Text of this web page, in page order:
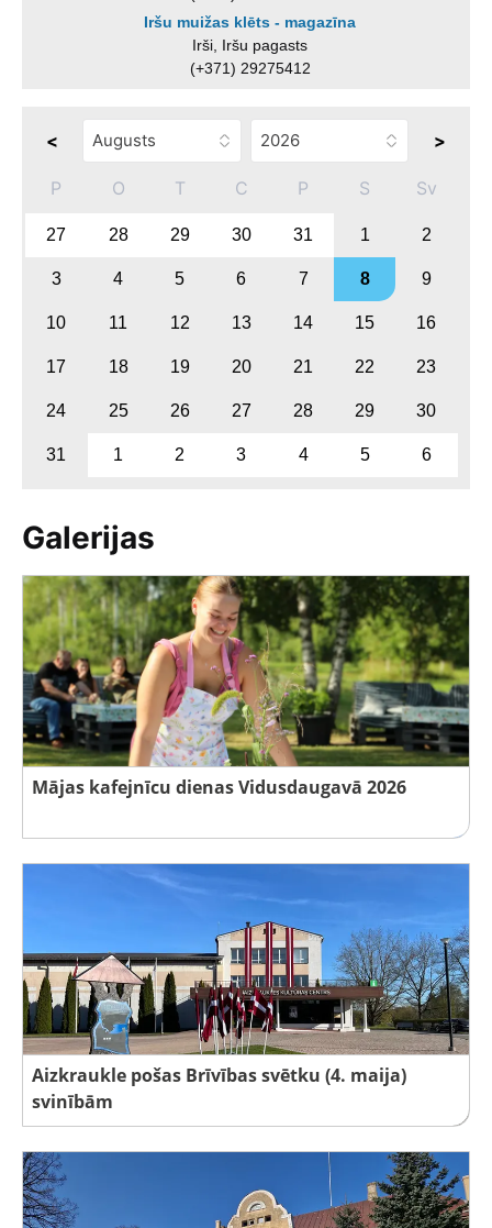
Iršu muižas klēts - magazīna
Irši, Iršu pagasts
(+371) 29275412
< >
P O T C P S Sv
27 28 29 30 31 1 2
3 4 5 6 7 8 9
10 11 12 13 14 15 16
17 18 19 20 21 22 23
24 25 26 27 28 29 30
31 1 2 3 4 5 6
Galerijas
Mājas kafejnīcu dienas Vidusdaugavā 2026
Aizkraukle pošas Brīvības svētku (4. maija)
svinībām